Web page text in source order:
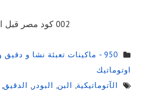
002 كود مصر قبل الرقم
950 - ماكينات تعبئة نشا و
اوتوماتيك
الآتوماتيكية, البن, البودر , الدقيق,